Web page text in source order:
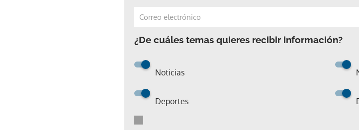
¿De cuáles temas quieres recibir información?
Noticias
Deportes